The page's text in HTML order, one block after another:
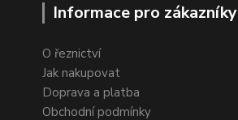
Informace pro zákazníky
O řeznictví
Jak nakupovat
Doprava a platba
Obchodní podmínky